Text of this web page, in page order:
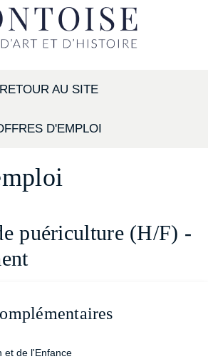
RETOUR AU SITE
D'EMPLOI
puériculture (H/F) -
et de l'Enfance